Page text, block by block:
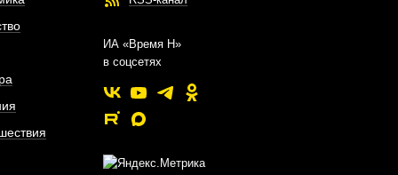
ИА «Время Н»
в соцсетях